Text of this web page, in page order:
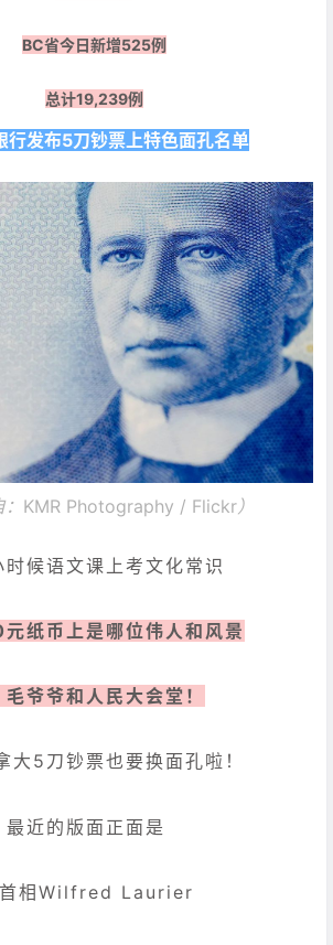
BC省今日新增525例
总计19,239例
行发布5刀钞票上特色面孔名单
KMR Photography / Flickr）
时候语文课上考文化常识
纸币上是哪位伟人和风景
毛爷爷和人民大会堂！
大5刀钞票也要换面孔啦！
最近的版面正面是
相Wilfred Laurier